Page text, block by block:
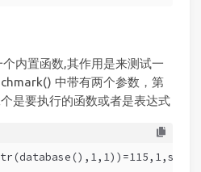
内置函数,其作用是来测试一
中带有两个参数，第
是要执行的函数或者是表达式